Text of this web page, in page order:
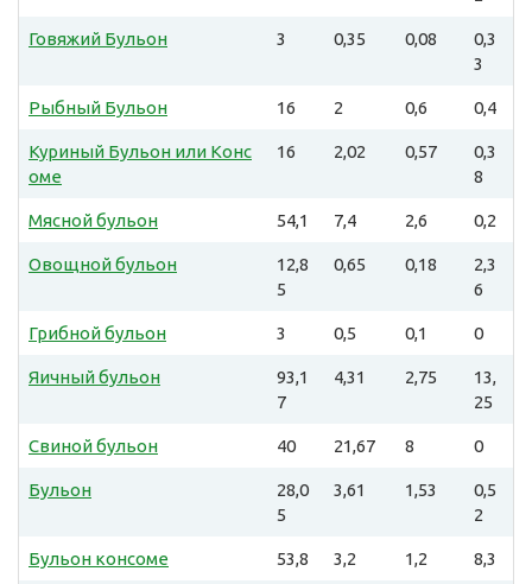
Говяжий Бульон 3 0,35 0,08
0,3
3
Рыбный Бульон 16 2 0,6 0,4
Куриный Бульон или Конс
оме
16 2,02 0,57
0,3
8
Мясной бульон 54,1 7,4 2,6 0,2
Овощной бульон
12,8
5
0,65 0,18
2,3
6
Грибной бульон 3 0,5 0,1 0
Яичный бульон
93,1
7
4,31 2,75
13,
25
Свиной бульон 40 21,67 8 0
Бульон
28,0
5
3,61 1,53
0,5
2
Бульон консоме 53,8 3,2 1,2 8,3